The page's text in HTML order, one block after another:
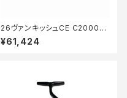
26ヴァンキッシュCE C2000S
【中古品】
¥61,424